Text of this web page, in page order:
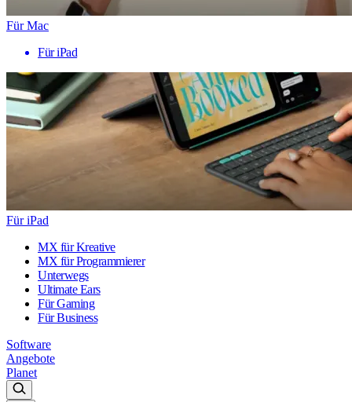
Für Mac
Für iPad
Für iPad
MX für Kreative
MX für Programmierer
Unterwegs
Ultimate Ears
Für Gaming
Für Business
Software
Angebote
Planet